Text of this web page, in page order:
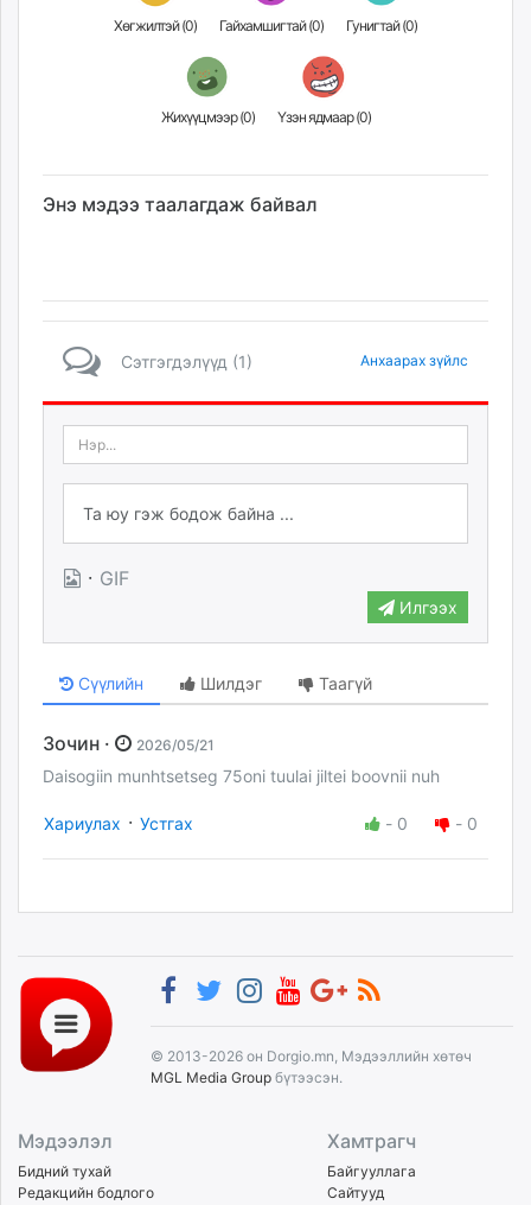
Хөгжилтэй (0) Гайхамшигтай (0) Гунигтай (0)
Жихүүцмээр (0) Үзэн ядмаар (0)
Энэ мэдээ таалагдаж байвал
Сэтгэгдэлүүд (1) Анхаарах зүйлс
· GIF
Илгээх
Сүүлийн Шилдэг Таагүй
Зочин · 2026/05/21
Daisogiin munhtsetseg 75oni tuulai jiltei boovnii nuh
Хариулах · Устгах - 0 - 0
© 2013-2026 он Dorgio.mn, Мэдээллийн хөтөч
MGL Media Group бүтээсэн.
Мэдээлэл
Бидний тухай
Редакцийн бодлого
Хамтрагч
Байгууллага
Сайтууд